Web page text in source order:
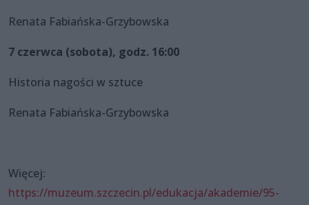
Renata Fabiańska-Grzybowska
7 czerwca (sobota), godz. 16:00
Historia nagości w sztuce
Renata Fabiańska-Grzybowska
Więcej:
https://muzeum.szczecin.pl/edukacja/akademie/95-